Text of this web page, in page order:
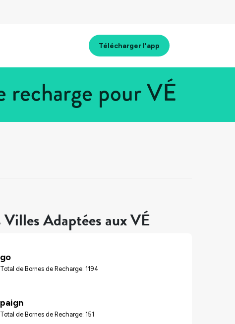
Télécharger l'app
pour VÉ
Adaptées aux VÉ
de Bornes de Recharge: 1194
de Bornes de Recharge: 151